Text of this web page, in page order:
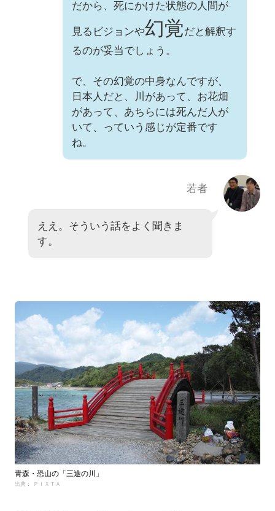
だから、死にかけた状態の人間が
見るビジョンや幻覚だと解釈す
るのが妥当でしょう。
で、その幻覚の中身なんですが、
日本人だと、川があって、お花畑
があって、あちらには死んだ人が
いて、っていう感じが定番です
ね。
若者
ええ。そういう話をよく聞きま
す。
青森・恐山の「三途の川」
出典： ＰＩＸＴＡ